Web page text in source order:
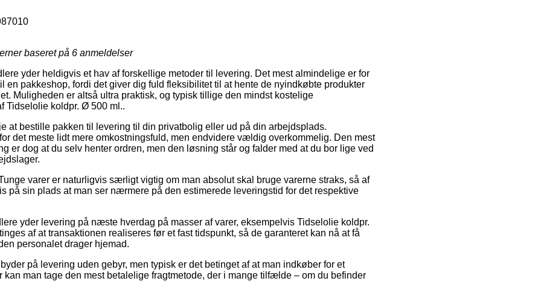
baseret på 6 anmeldelser
yder heldigvis et hav af forskellige metoder til levering. Det mest almindelige er for
pakkeshop, fordi det giver dig fuld fleksibilitet til at hente de nyindkøbte produkter
Muligheden er altså ultra praktisk, og typisk tillige den mindst kostelige
Tidselolie koldpr. Ø 500 ml..
at bestille pakken til levering til din privatbolig eller ud på din arbejdsplads.
det meste lidt mere omkostningsfuld, men endvidere vældig overkommelig. Den mest
er dog at du selv henter ordren, men den løsning står og falder med at du bor lige ved
varer er naturligvis særligt vigtig om man absolut skal bruge varerne straks, så af
på sin plads at man ser nærmere på den estimerede leveringstid for det respektive
yder levering på næste hverdag på masser af varer, eksempelvis Tidselolie koldpr.
af at transaktionen realiseres før et fast tidspunkt, så de garanteret kan nå at få
personalet drager hjemad.
på levering uden gebyr, men typisk er det betinget af at man indkøber for et
kan man tage den mest betalelige fragtmetode, der i mange tilfælde – om du befinder